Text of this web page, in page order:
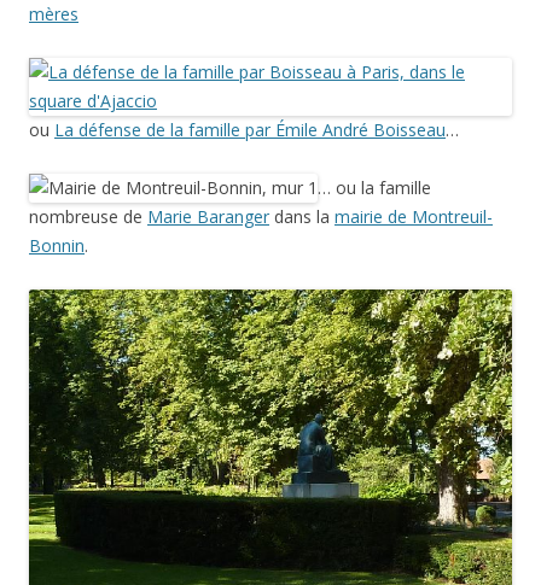
mères
ou La défense de la famille par Émile André Boisseau…
… ou la famille
nombreuse de Marie Baranger dans la mairie de Montreuil-
Bonnin.